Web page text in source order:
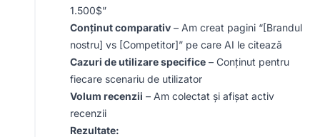
1.500$”
Conținut comparativ – Am creat pagini “[Brandul
nostru] vs [Competitor]” pe care AI le citează
Cazuri de utilizare specifice – Conținut pentru
fiecare scenariu de utilizator
Volum recenzii – Am colectat și afișat activ
recenzii
Rezultate: